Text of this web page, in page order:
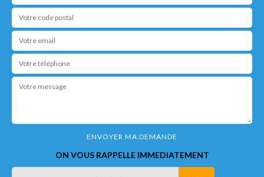
ON VOUS RAPPELLE IMMEDIATEMENT